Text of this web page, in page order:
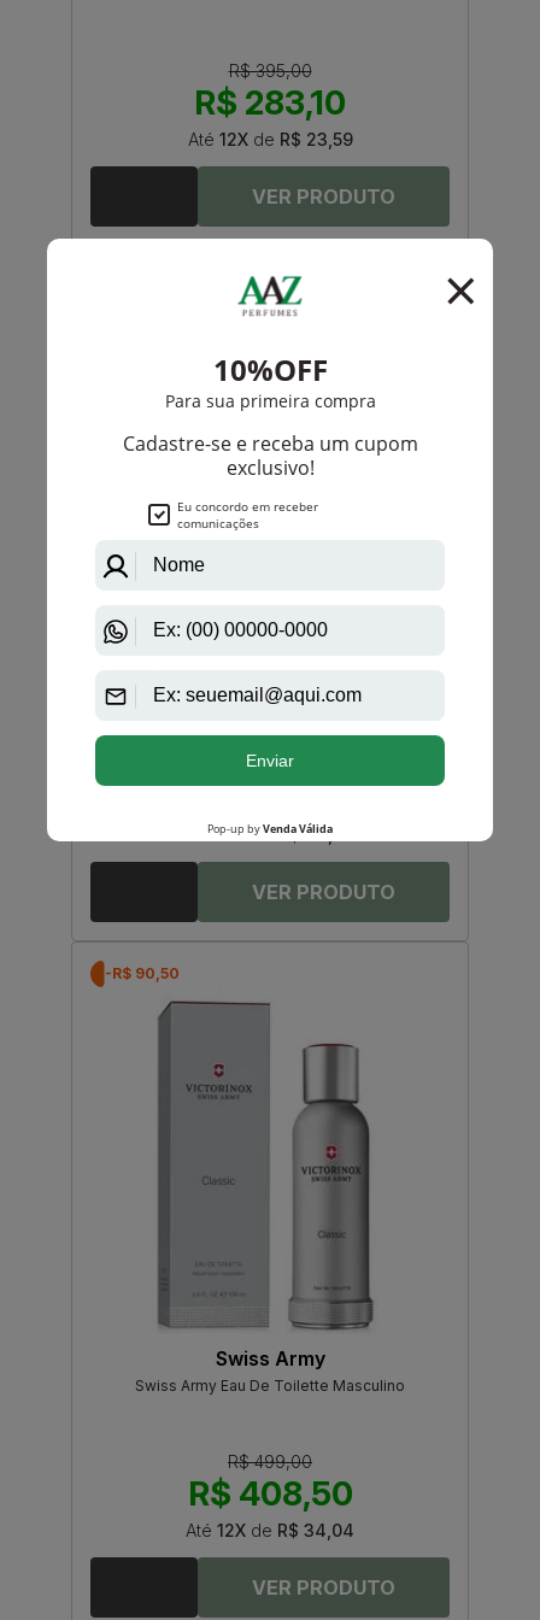
R$ 395,00
R$ 283,10
Até 12Xde R$ 23,59
Boss The Scent de Hugo Boss Eau de Toilette
Masculino
R$ 650,00
R$ 560,50
Até12XdeR$ 46,70
-R$ 90,50
Swiss Army
Swiss Army Eau De Toilette Masculino
R$ 499,00
R$ 408,50
Até 12X de R$ 34,04